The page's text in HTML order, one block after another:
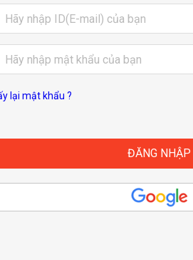
lại mật khẩu ?